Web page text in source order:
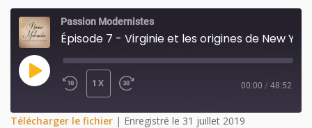
Passion Modernistes
PLAY
10
1X
FORWARD
00:00 / 48:52
SHARE
Télécharger le fichier | Enregistré le 31 juillet 2019